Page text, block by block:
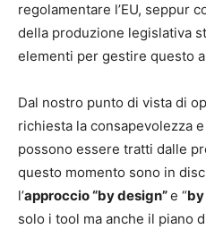
regolamentare l’EU, seppur
della produzione legislativa
elementi per gestire questo
Dal nostro punto di vista di
richiesta la consapevolezza
possono essere tratti dalle
questo momento sono in
l’approccio “by design”e “
solo i tool ma anche il piano